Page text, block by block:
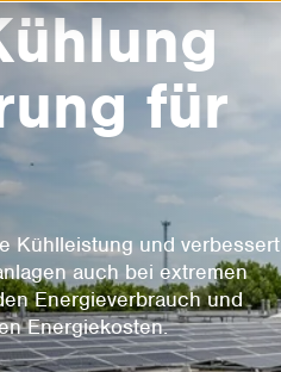
für
Kühlleistung und verbessert
auch bei extremen
Energieverbrauch und
Energiekosten.